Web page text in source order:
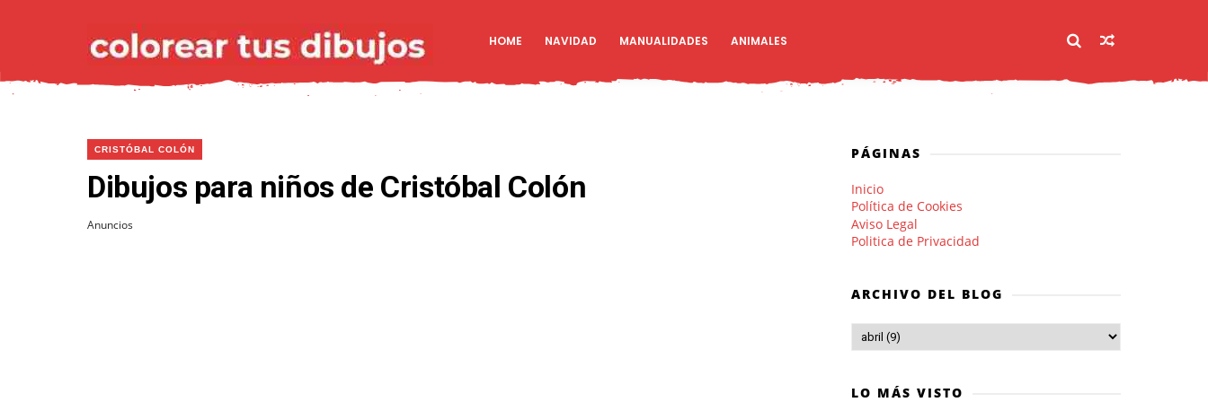
HOME NAVIDAD MANUALIDADES ANIMALES
CRISTÓBAL COLÓN
Dibujos para niños de Cristóbal Colón
Anuncios
PÁGINAS
Inicio
Política de Cookies
Aviso Legal
Politica de Privacidad
ARCHIVO DEL BLOG
LO MÁS VISTO